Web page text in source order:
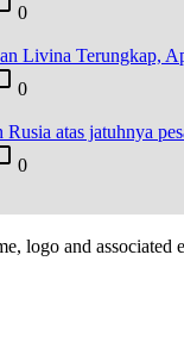
0
Livina Terungkap,
0
Rusia atas jatuhnya
0
logo and